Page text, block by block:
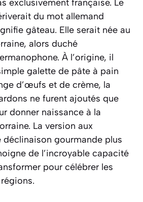
exclusivement française. Le
du mot allemand
gâteau. Elle serait née au
alors duché
À l’origine, il
galette de pâte à pain
d’œufs et de crème, la
ne furent ajoutés que
donner naissance à la
La version aux
déclinaison gourmande plus
de l’incroyable capacité
pour célébrer les